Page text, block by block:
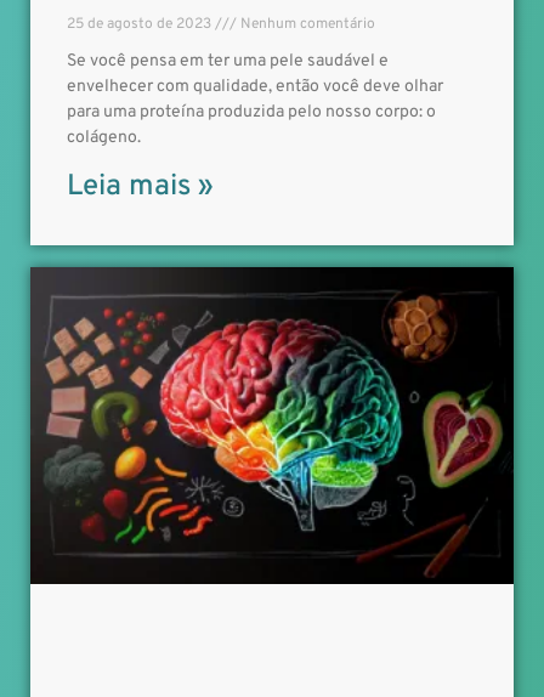
25 de agosto de 2023 Nenhum comentário
Se você pensa em ter uma pele saudável e
envelhecer com qualidade, então você deve olhar
para uma proteína produzida pelo nosso corpo: o
colágeno.
Leia mais »